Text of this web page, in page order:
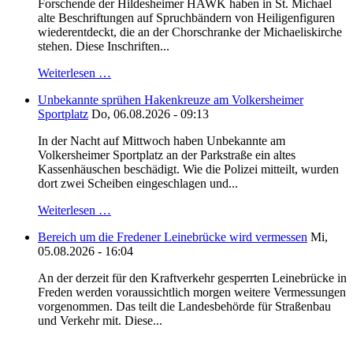
Forschende der Hildesheimer HAWK haben in St. Michael
alte Beschriftungen auf Spruchbändern von Heiligenfiguren
wiederentdeckt, die an der Chorschranke der Michaeliskirche
stehen. Diese Inschriften...
Weiterlesen …
Unbekannte sprühen Hakenkreuze am Volkersheimer
Sportplatz Do, 06.08.2026 - 09:13
In der Nacht auf Mittwoch haben Unbekannte am
Volkersheimer Sportplatz an der Parkstraße ein altes
Kassenhäuschen beschädigt. Wie die Polizei mitteilt, wurden
dort zwei Scheiben eingeschlagen und...
Weiterlesen …
Bereich um die Fredener Leinebrücke wird vermessen Mi,
05.08.2026 - 16:04
An der derzeit für den Kraftverkehr gesperrten Leinebrücke in
Freden werden voraussichtlich morgen weitere Vermessungen
vorgenommen. Das teilt die Landesbehörde für Straßenbau
und Verkehr mit. Diese...